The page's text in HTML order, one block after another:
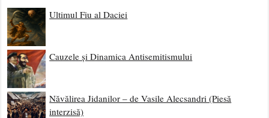
Ultimul Fiu al Daciei
Cauzele și Dinamica Antisemitismului
Năvălirea Jidanilor – de Vasile Alecsandri (Piesă
interzisă)